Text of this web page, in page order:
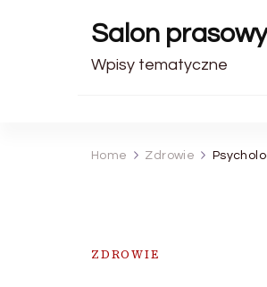
Salon
Wpisy tematyczne
Home Zdrowie
ZDROWIE